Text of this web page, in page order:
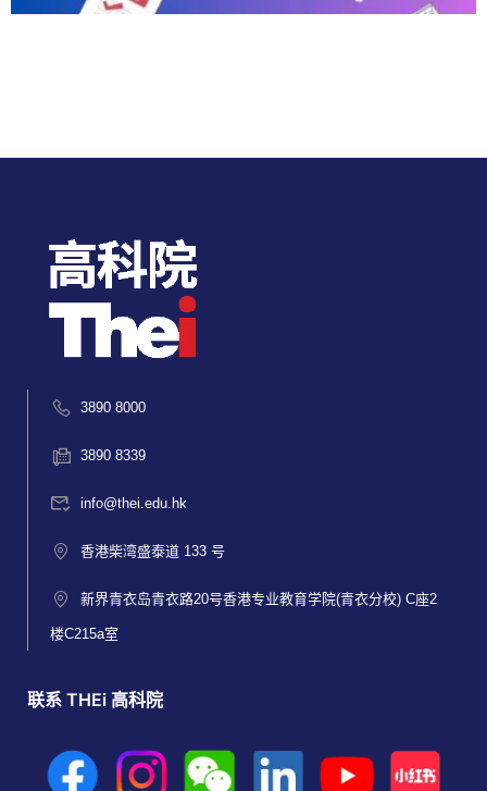
3890 8000
3890 8339
info@thei.edu.hk
香港柴湾盛泰道 133 号
新界青衣岛青衣路20号香港专业教育学院(青衣分校) C座2
楼C215a室
联系 THEi 高科院